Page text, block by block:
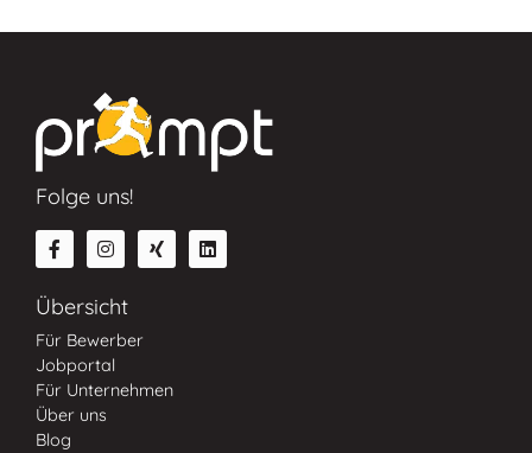
Folge uns!
Übersicht
Für Bewerber
Jobportal
Für Unternehmen
Über uns
Blog